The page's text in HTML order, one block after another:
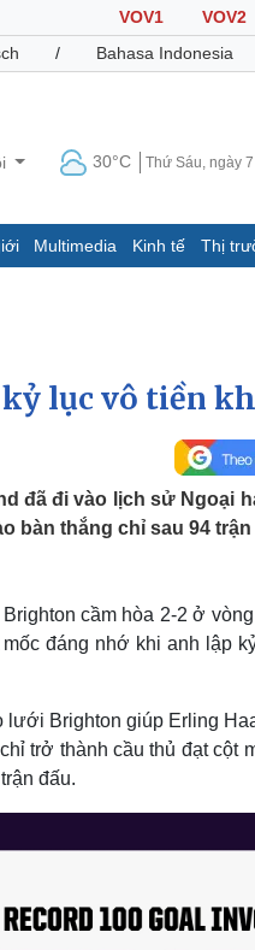
VOV1 VOV2
/ Bahasa Indonesia
30°C Thứ Sáu, ngày
Multimedia Kinh tế Thị
VOV
- Quốc phòng
Thể
Bóng
eSports
Hậu
- Gia đình
Văn
Âm
lục vô tiền
đã đi vào lịch sử
bàn thắng chỉ sau 94 trận
cầm hòa 2-2 ở
đáng nhớ khi anh lập
lưới Brighton giúp Erling
trở thành cầu thủ đạt
đấu.